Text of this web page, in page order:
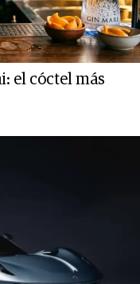
el cóctel más